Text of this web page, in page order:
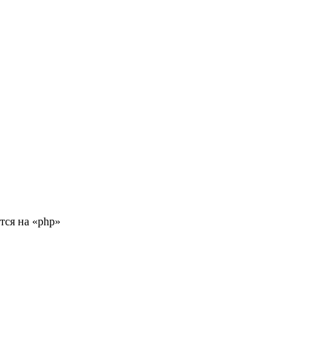
на «php»